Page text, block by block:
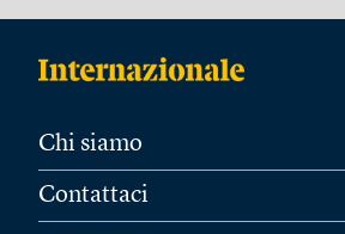
Chi siamo
Contattaci